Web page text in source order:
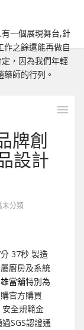
一個展現舞台,針
作之餘還能再做自
，因為我們年輕
師的行列。
牌創
設計
未分類
37秒 製造
廚房及系統
當舖特別為
官方購買
全規範金
SGS認證通